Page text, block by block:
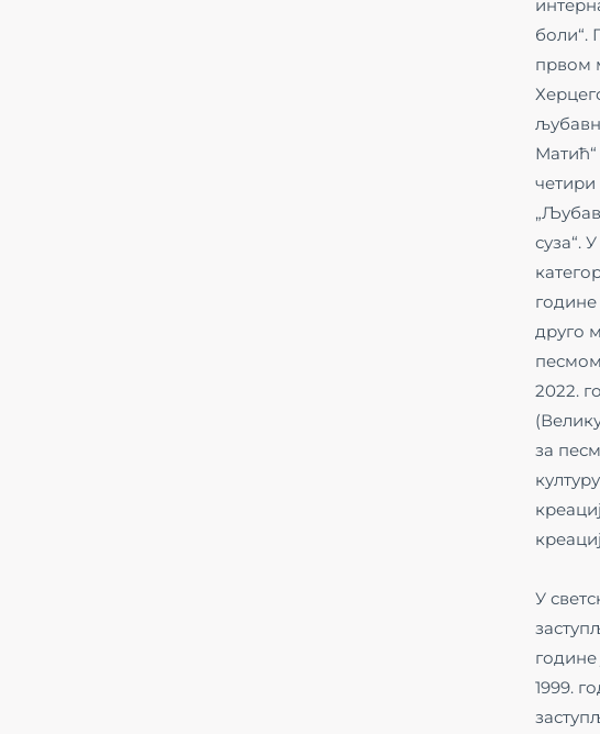
боли“.
првом
четири
суза“.
године
друго
2022.
за
У
1999.